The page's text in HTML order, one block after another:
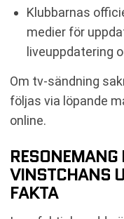
Klubbarnas
medier för
liveuppdatering
Om tv-sändning
följas via löpande
online.
VINSTCHANS
FAKTA